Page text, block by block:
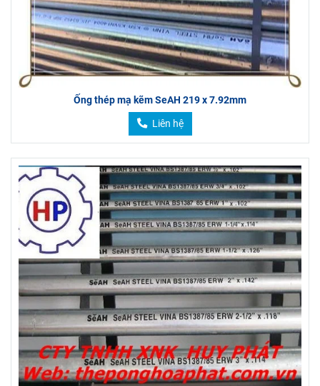
Ống thép mạ kẽm SeAH 219 x 7.92mm
Liên hệ